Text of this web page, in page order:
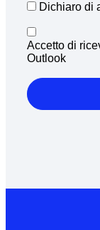
Dichiaro di
Accetto di
Outlook